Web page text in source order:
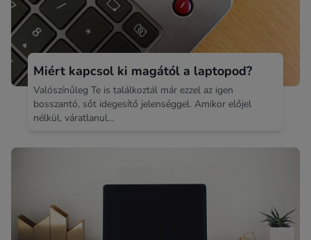
Miért kapcsol ki magától a laptopod?
Valószínűleg Te is találkoztál már ezzel az igen
bosszantó, sőt idegesítő jelenséggel. Amikor előjel
nélkül, váratlanul...